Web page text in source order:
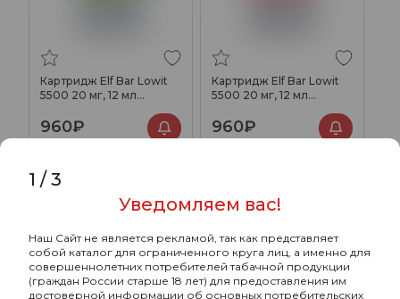
Картридж Elf Bar Lowit
5500 20 мг, 12 мл
960₽
Картридж Elf Bar Lowit
5500 20 мг, 12 мл
960₽
ХИТ
1 /3
Уведомляем вас!
Наш Сайт не является рекламой, так как представляет
собой каталог для ограниченного круга лиц, а именно для
совершеннолетних потребителей табачной продукции
(граждан России старше 18 лет) для предоставления им
достоверной информации об основных потребительских